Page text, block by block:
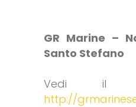
GR Marine –
Santo Stefano
Vedi il
http://